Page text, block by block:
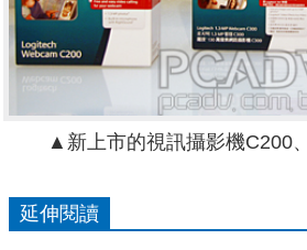
▲新上市的視訊攝影機C200
延伸閱讀